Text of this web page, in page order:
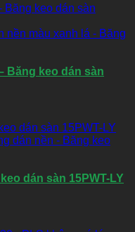
Băng keo dán sàn
dán sàn 15PWT-LY